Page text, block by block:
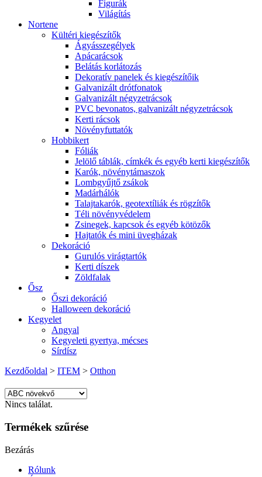
Figurák
Világítás
Nortene
Kültéri kiegészítők
Ágyásszegélyek
Apácarácsok
Belátás korlátozás
Dekoratív panelek és kiegészítőik
Galvanizált drótfonatok
Galvanizált négyzetrácsok
PVC bevonatos, galvanizált négyzetrácsok
Kerti rácsok
Növényfuttatók
Hobbikert
Fóliák
Jelölő táblák, címkék és egyéb kerti kiegészítők
Karók, növénytámaszok
Lombgyűjtő zsákok
Madárhálók
Talajtakarók, geotextíliák és rögzítők
Téli növényvédelem
Zsinegek, kapcsok és egyéb kötözők
Hajtatók és mini üvegházak
Dekoráció
Gurulós virágtartók
Kerti díszek
Zöldfalak
Ősz
Őszi dekoráció
Halloween dekoráció
Kegyelet
Angyal
Kegyeleti gyertya, mécses
Sírdísz
Kezdőoldal > ITEM > Otthon
Nincs találat.
Termékek szűrése
Bezárás
Rólunk